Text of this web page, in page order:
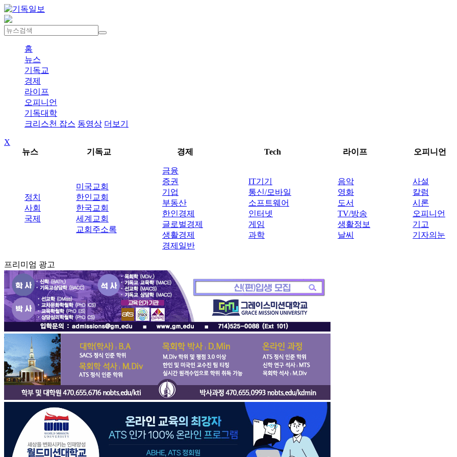
홈
뉴스
기독교
경제
라이프
오피니언
기독대학
크리스천 잡스 동영상 더보기
X
뉴스
기독교 경제 Tech 라이프 오피니언
정치
사회
국제
미국교회
한인교회
한국교회
세계교회
교회주소록
금융
증권
기업
부동산
한인경제
글로벌경제
생활경제
경제일반
IT기기
통신/모바일
소프트웨어
인터넷
게임
과학
음악
영화
도서
TV/방송
생활정보
날씨
사설
칼럼
시론
오피니언
기고
기자의눈
프리미엄 광고